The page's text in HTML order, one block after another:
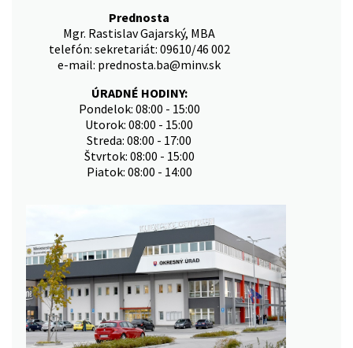
Prednosta
Mgr. Rastislav Gajarský, MBA
telefón: sekretariát: 09610/46 002
e-mail: prednosta.ba@minv.sk
ÚRADNÉ HODINY:
Pondelok: 08:00 - 15:00
Utorok: 08:00 - 15:00
Streda: 08:00 - 17:00
Štvrtok: 08:00 - 15:00
Piatok: 08:00 - 14:00